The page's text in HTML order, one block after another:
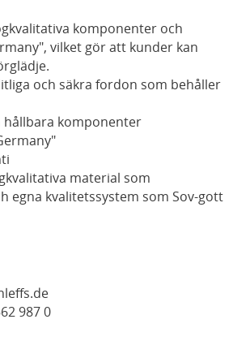
komponenter och
vilket gör att kunder kan
och säkra fordon som behåller
komponenter
material som
egna kvalitetssystem som Sov-gott
987 0